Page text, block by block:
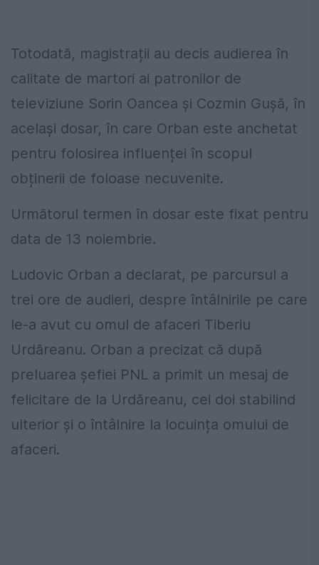
Totodată, magistrații au decis audierea în
calitate de martori ai patronilor de
televiziune Sorin Oancea şi Cozmin Guşă, în
același dosar, în care Orban este anchetat
pentru folosirea influenței în scopul
obținerii de foloase necuvenite.
Următorul termen în dosar este fixat pentru
data de 13 noiembrie.
Ludovic Orban a declarat, pe parcursul a
trei ore de audieri, despre întâlnirile pe care
le-a avut cu omul de afaceri Tiberiu
Urdăreanu. Orban a precizat că după
preluarea șefiei PNL a primit un mesaj de
felicitare de la Urdăreanu, cei doi stabilind
ulterior și o întâlnire la locuința omului de
afaceri.